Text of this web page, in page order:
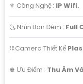
⚜️ Công Nghệ : IP Wifi.
🌜 Nhìn Ban Đêm : Full
⛓ Camera Thiết Kế
️♚ Ưu Điểm : Thu Âm